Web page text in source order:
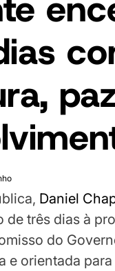
Daniel
de três dias à
do
e orientada